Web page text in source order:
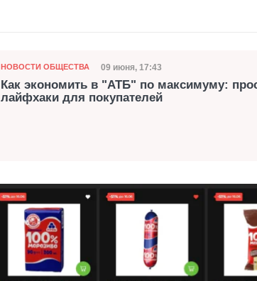
Категория
НОВОСТИ ОБЩЕСТВА Дата публикации
09 июня, 17:43
Как экономить в "АТБ" по максимуму:
лайфхаки для покупателей